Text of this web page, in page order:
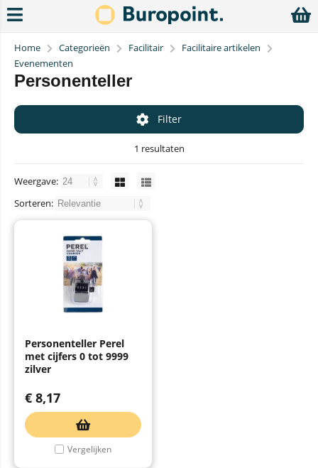
Home Categorieën Facilitair
Facilitaire artikelen
Evenementen
Personenteller
Filter
1 resultaten
Weergave:
Sorteren:
Personenteller Perel
met cijfers 0 tot 9999
zilver
€ 8,17
Vergelijken